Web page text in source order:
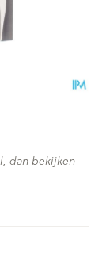
dan bekijken